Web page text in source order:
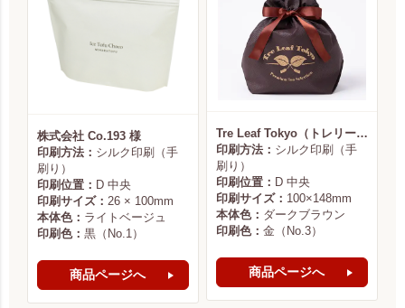
株式会社 Co.193 様
印刷方法： シルク印刷（手
刷り）
印刷位置： D 中央
印刷サイズ： 26 × 100mm
本体色： ライトベージュ
印刷色： 黒（No.1）
商品ページへ
Tre Leaf Tokyo（トレリーフ東京） 様
印刷方法： シルク印刷（手
刷り）
印刷位置： D 中央
印刷サイズ： 100×148mm
本体色： ダークブラウン
印刷色： 金（No.3）
商品ページへ